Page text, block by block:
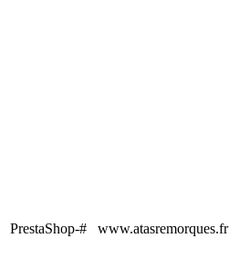
PrestaShop-# www.atasremorques.fr